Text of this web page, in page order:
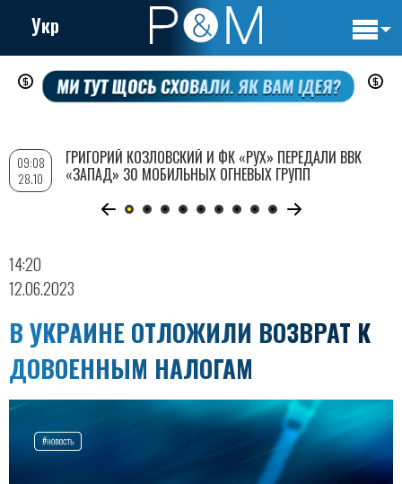
Перейти
содержанию
Укр
14:20
12.06.2023
В УКРАИНЕ ОТЛОЖИЛИ ВОЗВРАТ К
ДОВОЕННЫМ НАЛОГАМ
09:08
28.10
ГРИГОРИЙ КОЗЛОВСКИЙ И ФК «РУХ» ПЕРЕДАЛИ ВВК
«ЗАПАД» 30 МОБИЛЬНЫХ ОГНЕВЫХ ГРУПП